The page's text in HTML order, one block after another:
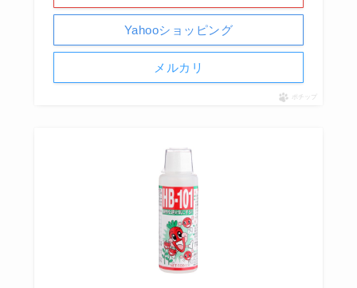
Yahooショッピング
メルカリ
ポチップ